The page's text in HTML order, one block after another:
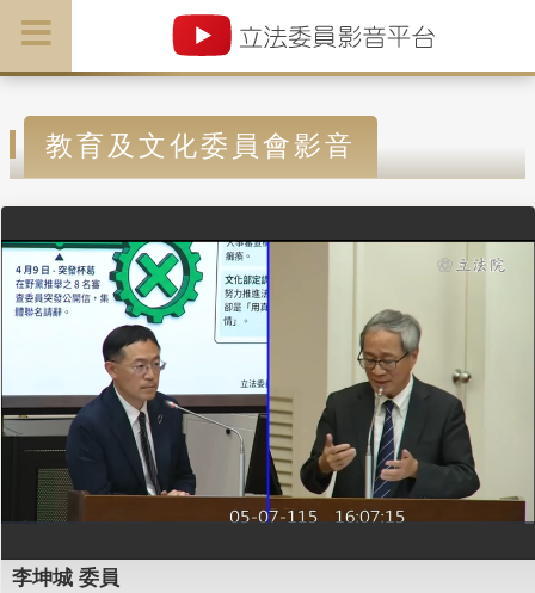
教育及文化委員會影音
李坤城 委員